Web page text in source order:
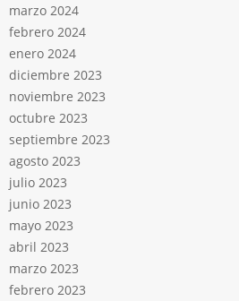
marzo 2024
febrero 2024
enero 2024
diciembre 2023
noviembre 2023
octubre 2023
septiembre 2023
agosto 2023
julio 2023
junio 2023
mayo 2023
abril 2023
marzo 2023
febrero 2023